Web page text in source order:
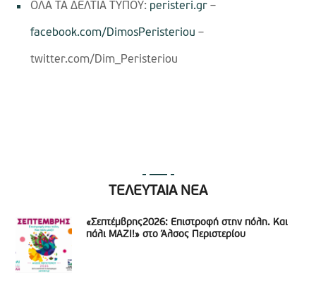
ΟΛΑ ΤΑ ΔΕΛΤΙΑ ΤΥΠΟΥ: peristeri.gr –
facebook.com/DimosPeristeriou –
twitter.com/Dim_Peristeriou
ΤΕΛΕΥΤΑΙΑ ΝΕΑ
«Σεπτέμβρης2026: Επιστροφή στην πόλη. Και
πάλι ΜΑΖΙ!» στο Άλσος Περιστερίου